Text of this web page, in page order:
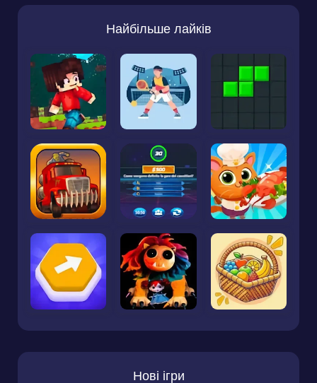
Найбільше лайків
Нові ігри